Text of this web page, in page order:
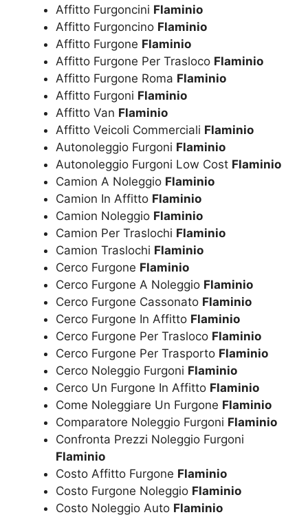
Affitto Furgoncini Flaminio
Affitto Furgoncino Flaminio
Affitto Furgone Flaminio
Affitto Furgone Per Trasloco Flaminio
Affitto Furgone Roma Flaminio
Affitto Furgoni Flaminio
Affitto Van Flaminio
Affitto Veicoli Commerciali Flaminio
Autonoleggio Furgoni Flaminio
Autonoleggio Furgoni Low Cost Flaminio
Camion A Noleggio Flaminio
Camion In Affitto Flaminio
Camion Noleggio Flaminio
Camion Per Traslochi Flaminio
Camion Traslochi Flaminio
Cerco Furgone Flaminio
Cerco Furgone A Noleggio Flaminio
Cerco Furgone Cassonato Flaminio
Cerco Furgone In Affitto Flaminio
Cerco Furgone Per Trasloco Flaminio
Cerco Furgone Per Trasporto Flaminio
Cerco Noleggio Furgoni Flaminio
Cerco Un Furgone In Affitto Flaminio
Come Noleggiare Un Furgone Flaminio
Comparatore Noleggio Furgoni Flaminio
Confronta Prezzi Noleggio Furgoni
Flaminio
Costo Affitto Furgone Flaminio
Costo Furgone Noleggio Flaminio
Costo Noleggio Auto Flaminio